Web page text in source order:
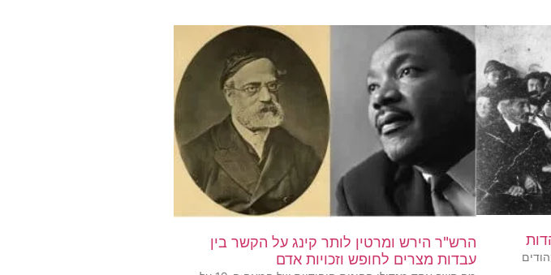
הרש"ר הירש ומרטין לותר קינג על הקשר בין
עבדות מצרים לחופש וזכויות אדם